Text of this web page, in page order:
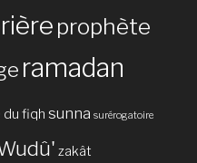
prophète
ramadan
du fiqh sunna surérogatoire
zakât